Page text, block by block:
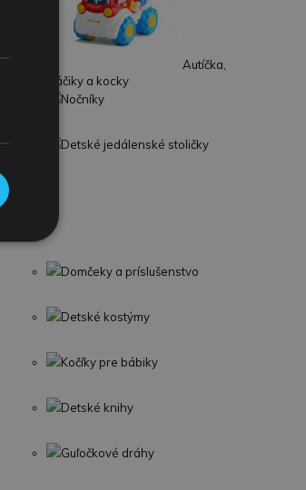
Autíčka,
vláčiky a kocky
Nočníky
Detské jedálenské stoličky
Domčeky a príslušenstvo
Detské kostýmy
Kočíky pre bábiky
Detské knihy
Guľočkové dráhy